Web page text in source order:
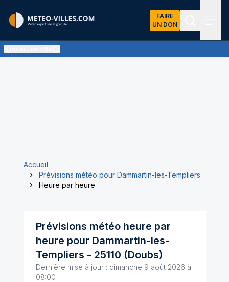
FAIRE
UN DON
Accueil
Prévisions météo pour Dammartin-les-Templiers
Heure par heure
Prévisions météo heure par
heure pour Dammartin-les-
Templiers - 25110 (Doubs)
Dernière mise à jour : dimanche 9 août 2026 à
08:00